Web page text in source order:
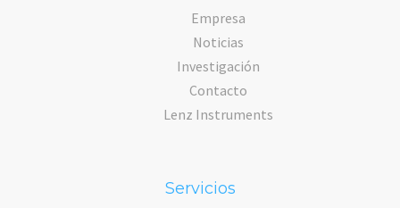
Empresa
Noticias
Investigación
Contacto
Lenz Instruments
Servicios